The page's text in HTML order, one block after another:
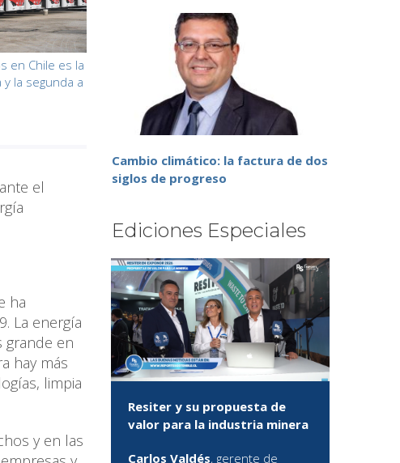
en Chile es la
la segunda a
el
ha
La energía
grande en
hay más
limpia
y en las
Cambio climático: la factura de dos
siglos de progreso
Ediciones Especiales
Resiter y su propuesta de
valor para la industria minera
Carlos Valdés, gerente de